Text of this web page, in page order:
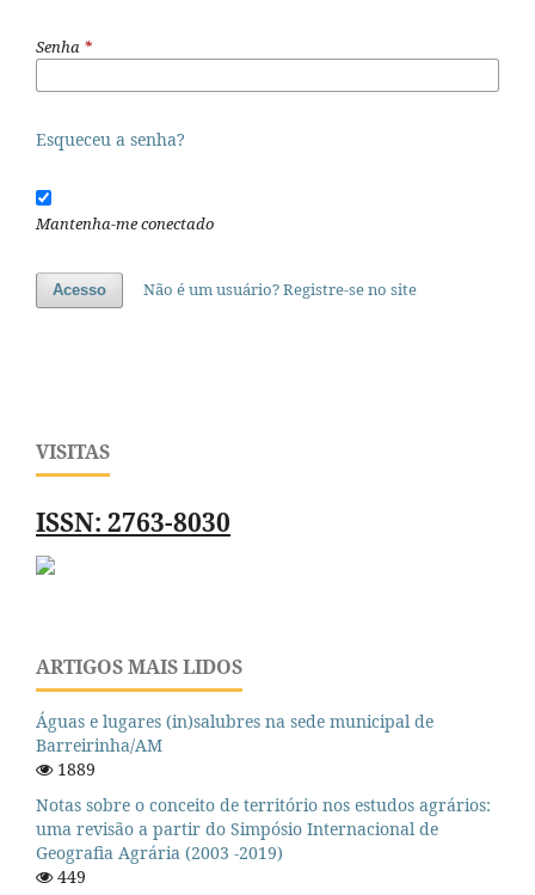
Senha *
Esqueceu a senha?
Mantenha-me conectado
Acesso Não é um usuário? Registre-se no site
VISITAS
ISSN: 2763-8030
ARTIGOS MAIS LIDOS
Águas e lugares (in)salubres na sede municipal de
Barreirinha/AM
1889
Notas sobre o conceito de território nos estudos agrários:
uma revisão a partir do Simpósio Internacional de
Geografia Agrária (2003 -2019)
449